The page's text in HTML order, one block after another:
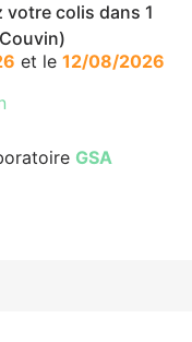
colis dans 1
et le 12/08/2026
GSA